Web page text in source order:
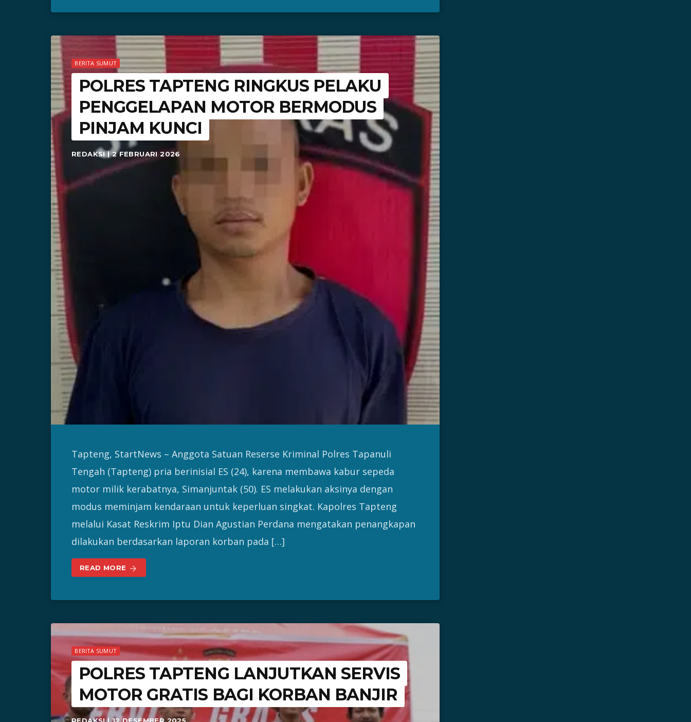
BERITA SUMUT
POLRES TAPTENG RINGKUS PELAKU
PENGGELAPAN MOTOR BERMODUS
PINJAM KUNCI
REDAKSI | 2 FEBRUARI 2026
Tapteng, StartNews – Anggota Satuan Reserse Kriminal Polres Tapanuli
Tengah (Tapteng) pria berinisial ES (24), karena membawa kabur sepeda
motor milik kerabatnya, Simanjuntak (50). ES melakukan aksinya dengan
modus meminjam kendaraan untuk keperluan singkat. Kapolres Tapteng
melalui Kasat Reskrim Iptu Dian Agustian Perdana mengatakan penangkapan
dilakukan berdasarkan laporan korban pada […]
READ MORE arrow_forward
BERITA SUMUT
POLRES TAPTENG LANJUTKAN SERVIS
MOTOR GRATIS BAGI KORBAN BANJIR